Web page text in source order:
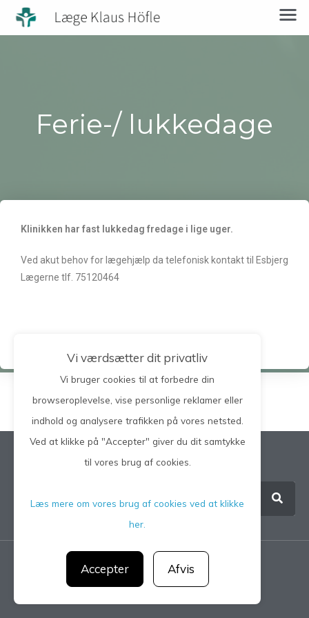
Ferie-/ lukkedage
Klinikken har fast lukkedag fredage i lige uger.
Ved akut behov for lægehjælp da telefonisk kontakt til Esbjerg
Lægerne tlf. 75120464
Søg på hele siden
Privatlivspolitik
CGM 2021 ©​ | All Rights Reserved
Vi værdsætter dit privatliv
Vi bruger cookies til at forbedre din
browseroplevelse, vise personlige reklamer eller
indhold og analysere trafikken på vores netsted.
Ved at klikke på "Accepter" giver du dit samtykke
til vores brug af cookies.
Læs mere om vores brug af cookies ved at klikke
her.
Accepter Afvis